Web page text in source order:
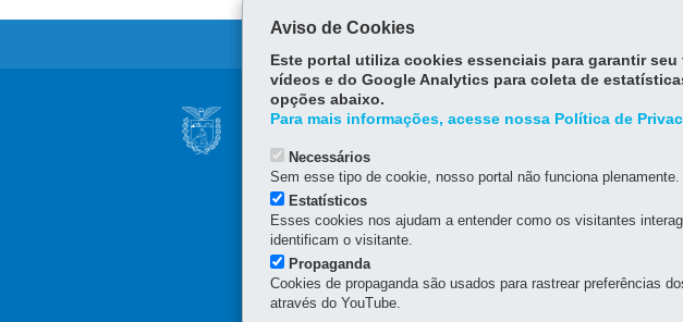
Navegação
principal
SECRETARIA DA INDÚSTRIA, COMÉRCIO
Palácio das Araucárias
Rua Jacy Loureiro de Campos, s/n - 5º andar - ALA C -
(41) 3235-8898
E-mail:
Horário de atendimento: das 8h às 18h
Aviso de Cookies
Este portal utiliza cookies essenciais para garantir
vídeos e do Google Analytics para coleta de
opções abaixo.
Para mais informações, acesse nossa Política de
Necessários
Sem esse tipo de cookie, nosso portal não funciona
Estatísticos
Esses cookies nos ajudam a entender como os visitantes
identificam o visitante.
Propaganda
Cookies de propaganda são usados para rastrear preferências
através do YouTube.